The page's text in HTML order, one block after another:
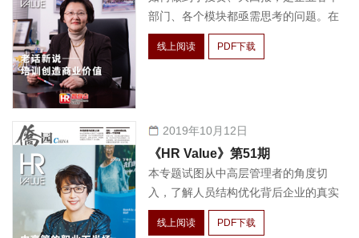
部门、各个模块都亟需思考的问题。在
这样的经济环境下，培训部门更需要展
现出自己的商业价值，才能立于不败之
线上阅读 PDF下载
2019年10月12日
《HR Value》第51期
本专题试图从中高层管理者的角度切
入，了解人员结构优化背后企业的真实
用工需求，同时希望给出一些建议，以
求在变化中寻找不变。
线上阅读 PDF下载